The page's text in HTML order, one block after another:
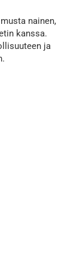
nainen,
kanssa.
ja